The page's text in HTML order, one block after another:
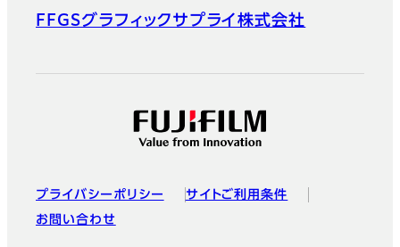
FFGSグラフィックサプライ株式会社
プライバシーポリシー
サイトご利用条件
お問い合わせ